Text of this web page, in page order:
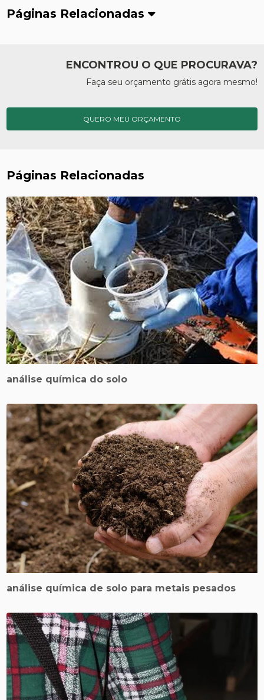
Páginas Relacionadas
ENCONTROU O QUE PROCURAVA?
Faça seu orçamento grátis agora mesmo!
QUERO MEU ORÇAMENTO
Páginas Relacionadas
análise química do solo
análise química de solo para metais pesados